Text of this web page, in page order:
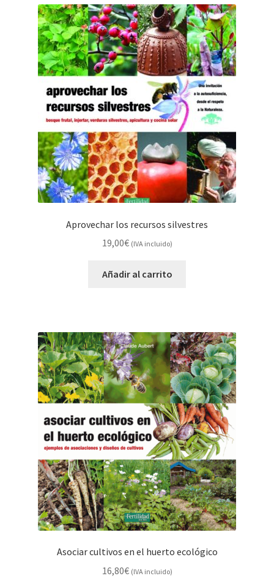
Aprovechar los recursos silvestres
19,00€ (IVA incluido)
Añadir al carrito
Asociar cultivos en el huerto ecológico
16,80€ (IVA incluido)